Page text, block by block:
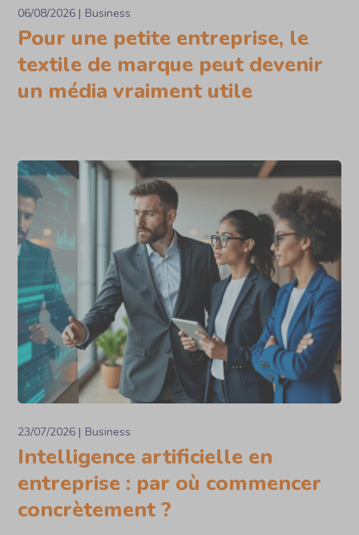
06/08/2026 Business
Pour une petite entreprise, le
textile de marque peut devenir
un média vraiment utile
23/07/2026 Business
Intelligence artificielle en
entreprise : par où commencer
concrètement ?